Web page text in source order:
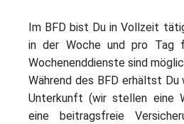
Im BFD bist Du in Vollzeit
in der Woche und pro Tag
Wochenenddienste sind
Während des BFD erhältst
Unterkunft (wir stellen eine
eine beitragsfreie